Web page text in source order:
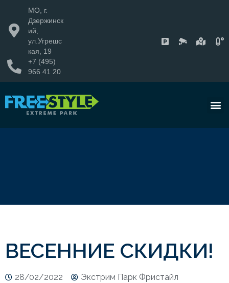
МО, г.
Дзержинск
ий,
ул.Угрешс
кая, 19
+7 (495)
966 41 20
ВЕСЕННИЕ СКИДКИ!
28/02/2022 Экстрим Парк Фристайл